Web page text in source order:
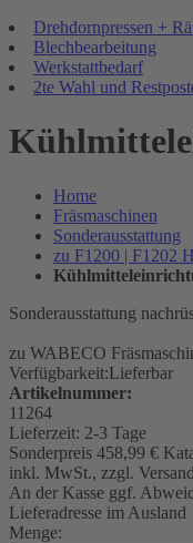
Drehdornpressen +
Blechbearbeitung
Werkstattbedarf
2te Wahl und
Home
Fräsmaschinen
Sonderausstattung
zu F1200 | F1202
Sonderausstattung
zu WABECO
Verfügbarkeit:Lieferbar
Artikelnummer:
11264
Lieferzeit: 2-3 Tage
Sonderpreis 458,99 €
inkl. MwSt., zzgl.
An der Kasse ggf.
Lieferadresse im Ausland
Menge: